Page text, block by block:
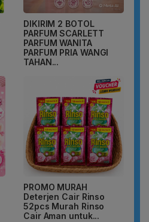
DIKIRIM 2 BOTOL
PARFUM SCARLETT
PARFUM WANITA
PARFUM PRIA WANGI
TAHAN...
PROMO MURAH
Deterjen Cair Rinso
52pcs Murah Rinso
Cair Aman untuk...